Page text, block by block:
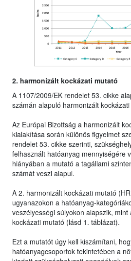
2. harmonizált kockázati mutató
A 1107/2009/EK rendelet 53. cikke
számán alapuló harmonizált
Az Európai Bizottság a harmonizált
kialakítása során különös figyelmet
rendelet 53. cikke szerinti,
felhasznált hatóanyag mennyiségére
hiányában a mutató a tagállami
számát veszi alapul.
A 2. harmonizált kockázati mutató
ugyanazokon a hatóanyag-
veszélyességi súlyokon alapszik,
kockázati mutató (lásd 1. táblázat).
Ezt a mutatót úgy kell kiszámítani,
hatóanyagcsoportok tekintetében a